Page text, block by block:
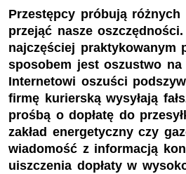
Przestępcy próbują różnych
przejąć nasze
najczęściej praktykowanym
sposobem jest oszustwo na
Internetowi oszuści
firmę kurierską wysyłają
prośbą o dopłatę do
zakład energetyczny czy
wiadomość z informacją
uiszczenia dopłaty w